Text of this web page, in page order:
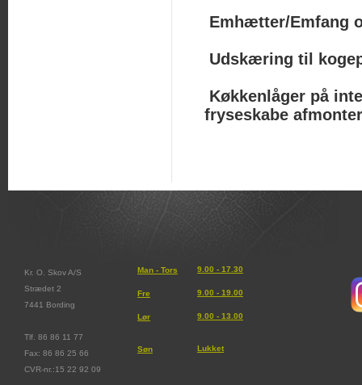
Emhætter/Emfang
Udskæring til
Køkkenlåger på
fryseskabe
Kr. O. Skov A/S
Strædet 2
7441 Bording
Tlf. 86 86 11 77
Fax: 86 86 25 66
CVR-nr.:15 22 92 09
Man - Tors
Fre
Lør
Søn
9.00 - 17.30
9.00 - 19.00
9.00 - 13.00
Lukket